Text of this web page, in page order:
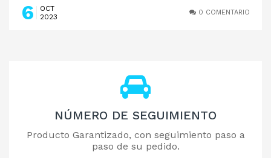
6
OCT
2023
0 COMENTARIO
NÚMERO DE SEGUIMIENTO
Producto Garantizado, con seguimiento paso a
paso de su pedido.